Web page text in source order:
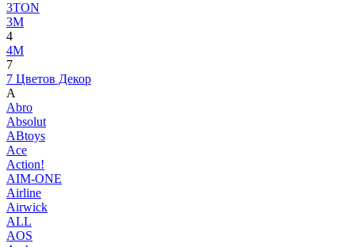
3TON
3М
4
4M
7
7 Цветов Декор
A
Abro
Absolut
ABtoys
Ace
Action!
AIM-ONE
Airline
Airwick
ALL
AOS